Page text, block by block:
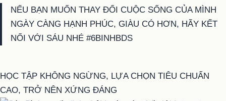
NẾU BẠN MUỐN THAY ĐỔI CUỘC SỐNG CỦA MÌNH
NGÀY CÀNG HẠNH PHÚC, GIÀU CÓ HƠN, HÃY KẾT
NỐI VỚI SÁU NHÉ #6BINHBDS
HỌC TẬP KHÔNG NGỪNG, LỰA CHỌN TIÊU CHUẨN
CAO, TRỞ NÊN XỨNG ĐÁNG